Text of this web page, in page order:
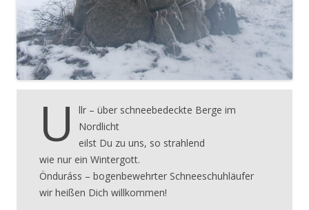
U
llr – über schneebedeckte Berge im
Nordlicht
eilst Du zu uns, so strahlend
wie nur ein Wintergott.
Önduráss – bogenbewehrter Schneeschuhläufer
wir heißen Dich willkommen!